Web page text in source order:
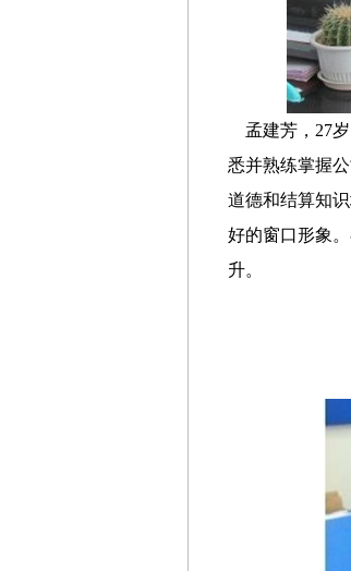
孟建芳，27
悉并熟练掌握
道德和结算知
好的窗口形象
升。